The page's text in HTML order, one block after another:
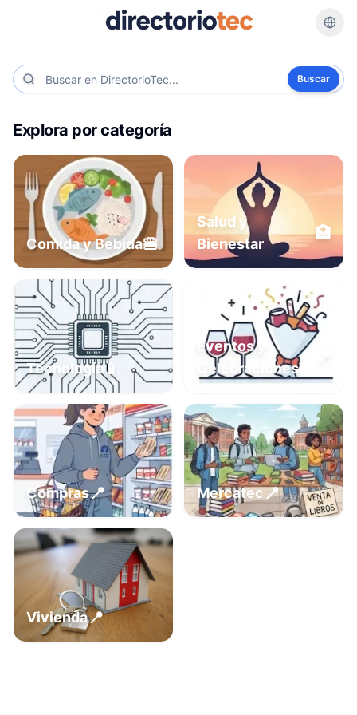
Buscar
Explora por categoría
Comida y Bebida🍔
Salud y
Bienestar
🏥
Tecnología📱
Eventos y
Celebraciones
Compras📍 Mercatec📍
Vivienda📍